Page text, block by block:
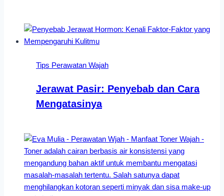
Tips Perawatan Wajah
Jerawat Pasir: Penyebab dan Cara
Mengatasinya